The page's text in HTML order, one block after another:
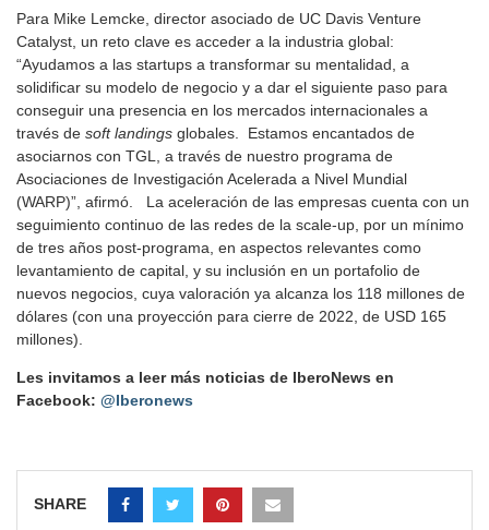
Para Mike Lemcke, director asociado de UC Davis Venture
Catalyst, un reto clave es acceder a la industria global:
“Ayudamos a las startups a transformar su mentalidad, a
solidificar su modelo de negocio y a dar el siguiente paso para
conseguir una presencia en los mercados internacionales a
través de soft landings globales. Estamos encantados de
asociarnos con TGL, a través de nuestro programa de
Asociaciones de Investigación Acelerada a Nivel Mundial
(WARP)”, afirmó. La aceleración de las empresas cuenta con un
seguimiento continuo de las redes de la scale-up, por un mínimo
de tres años post-programa, en aspectos relevantes como
levantamiento de capital, y su inclusión en un portafolio de
nuevos negocios, cuya valoración ya alcanza los 118 millones de
dólares (con una proyección para cierre de 2022, de USD 165
millones).
Les invitamos a leer más noticias de IberoNews en
Facebook: @Iberonews
SHARE